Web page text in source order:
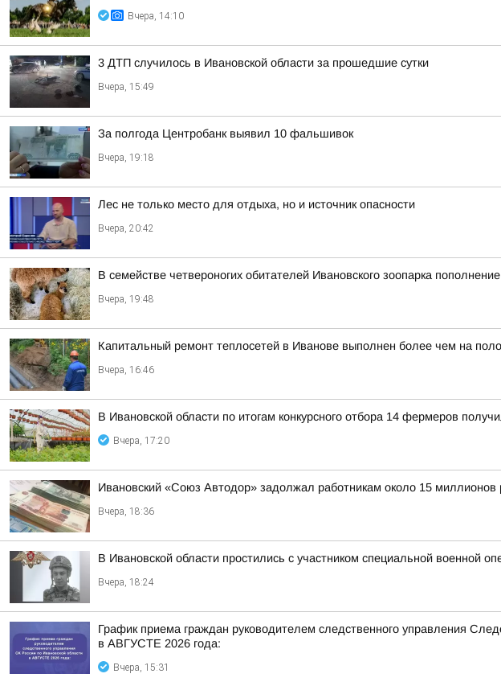
Вчера, 14:10
3 ДТП случилось в Ивановской области за прошедшие сутки
Вчера, 15:49
За полгода Центробанк выявил 10 фальшивок
Вчера, 19:18
Лес не только место для отдыха, но и источник опасности
Вчера, 20:42
В семействе четвероногих обитателей Ивановского зоопарка пополнение
Вчера, 19:48
Капитальный ремонт теплосетей в Иванове выполнен более чем на
Вчера, 16:46
В Ивановской области по итогам конкурсного отбора 14 фермеров
Вчера, 17:20
Ивановский «Союз Автодор» задолжал работникам около 15 миллионов
Вчера, 18:36
В Ивановской области простились с участником специальной военной
Вчера, 18:24
График приема граждан руководителем следственного управления
в АВГУСТЕ 2026 года:
Вчера, 15:31